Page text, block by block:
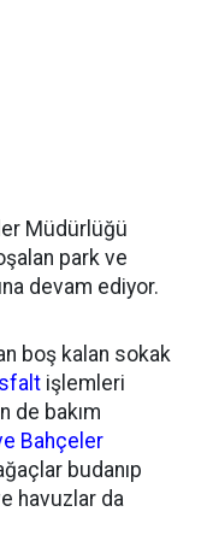
Müdürlüğü
park ve
devam ediyor.
boş kalan sokak
işlemleri
de bakım
Bahçeler
budanıp
havuzlar da